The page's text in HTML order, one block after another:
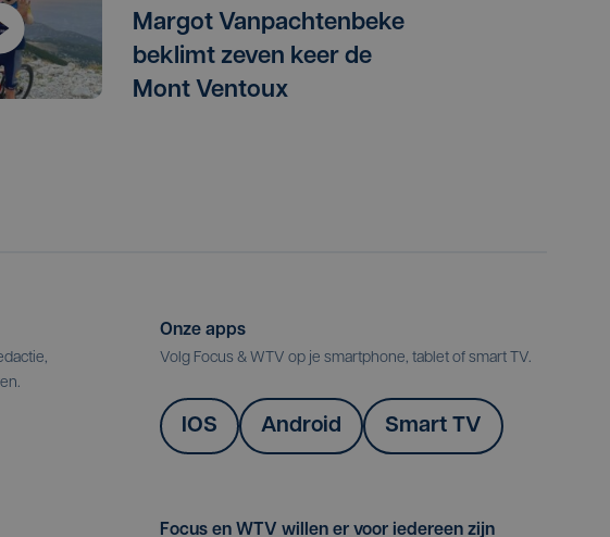
Margot Vanpachtenbeke
beklimt zeven keer de
Mont Ventoux
Onze apps
Volg Focus & WTV op je smartphone, tablet of smart TV.
IOS Android Smart TV
Focus en WTV willen er voor iedereen zijn